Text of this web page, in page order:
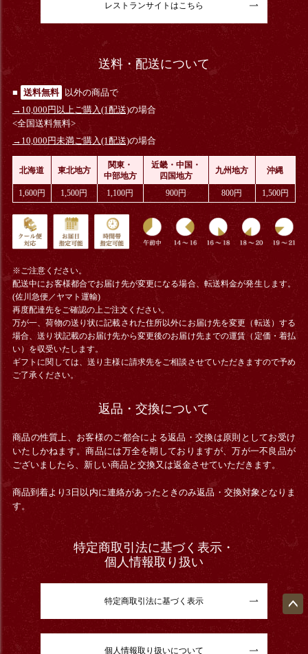
レストランサイトはこちら
送料・配送について
■ 送料無料
以外の商品で
→10,000円以上ご購入(1配送)の場合
<全国送料無料>
→10,000円未満ご購入(1配送)の場合
北海道 東北地方
関東・
中部地方
近畿・中国・
四国地方
九州地方 沖縄
1,600円 1,500円 1,100円 900円 800円 1,500円
※ご注意ください。
配送中にお客様都合でお届け先が変更になる場合、 転送料金が発生します。
(佐川急便／ヤマト運輸)
再度配達先をご確認の上ご注文ください。
万が一、荷物の送り状に記載された住所以外にお届け先を変更（転送）する
場合、送り状記載のお届け先から変更後のお届け先までの運賃（定価・着払
い）を収受いたします。
ギフトに関しては、送り主様に請求先をご相談させていただきますので予め
ご了承ください。
返品・交換について
商品の性質上、お客様のご都合による返品・交換は原則としてお受け
いたしかねます。商品には万全を期しておりますが、万が一不良品が
ございましたら、新しい商品と交換又は返金させていただきます。
商品到着より3日以内に連絡があったときのみ返品・交換対象となりま
す。
特定商取引法に基づく表示・
個人情報取り扱い
特定商取引法に基づく表示
個人情報取り扱いについて